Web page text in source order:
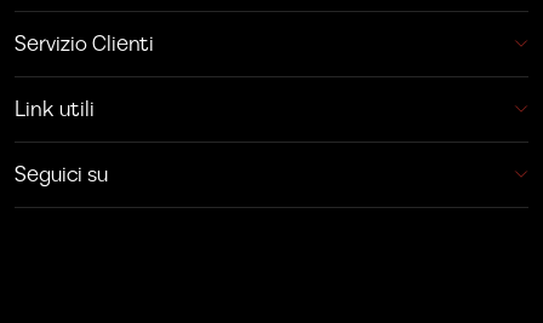
Servizio Clienti
Link utili
Seguici su